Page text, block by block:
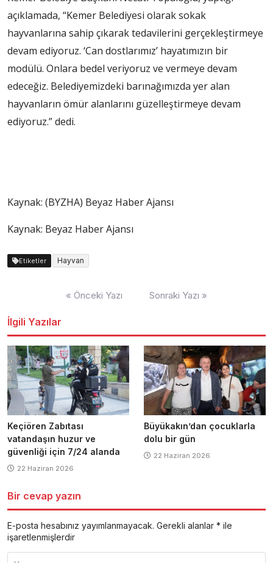
açıklamada, “Kemer Belediyesi olarak sokak
hayvanlarına sahip çıkarak tedavilerini gerçekleştirmeye
devam ediyoruz. ‘Can dostlarımız’ hayatımızın bir
modülü. Onlara bedel veriyoruz ve vermeye devam
edeceğiz. Belediyemizdeki barınağımızda yer alan
hayvanların ömür alanlarını güzelleştirmeye devam
ediyoruz.” dedi.
Kaynak: (BYZHA) Beyaz Haber Ajansı
Kaynak: Beyaz Haber Ajansı
Etiketler Hayvan
« Önceki Yazı Sonraki Yazı »
İlgili Yazılar
Keçiören Zabıtası
vatandaşın huzur ve
güvenliği için 7/24 alanda
22 Haziran 2026
Büyükakın’dan çocuklarla
dolu bir gün
22 Haziran 2026
Bir cevap yazın
E-posta hesabınız yayımlanmayacak. Gerekli alanlar * ile
işaretlenmişlerdir